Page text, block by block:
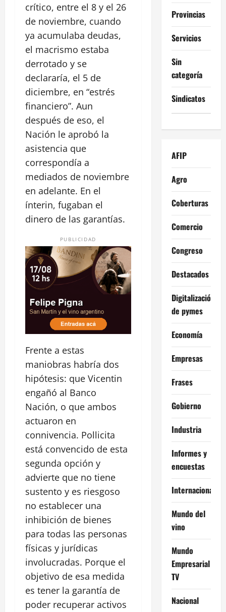
crítico, entre el 8 y el 26
de noviembre, cuando
ya acumulaba deudas,
el macrismo estaba
derrotado y se
declararía, el 5 de
diciembre, en “estrés
financiero”. Aun
después de eso, el
Nación le aprobó la
asistencia que
correspondía a
mediados de noviembre
en adelante. En el
ínterin, fugaban el
dinero de las garantías.
PUBLICIDAD
Frente a estas
maniobras habría dos
hipótesis: que Vicentin
engañó al Banco
Nación, o que ambos
actuaron en
connivencia. Pollicita
está convencido de esta
segunda opción y
advierte que no tiene
sustento y es riesgoso
no establecer una
inhibición de bienes
para todas las personas
físicas y jurídicas
involucradas. Porque el
objetivo de esa medida
es tener la garantía de
poder recuperar activos
Provincias
Servicios
Sin
categoría
Sindicatos
AFIP
Agro
Coberturas
Comercio
Congreso
Destacados
Digitalización
de pymes
Economía
Empresas
Frases
Gobierno
Industria
Informes y
encuestas
Internacional
Mundo del
vino
Mundo
Empresarial
TV
Nacional